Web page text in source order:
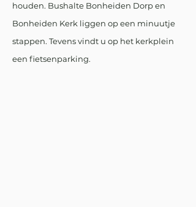
houden. Bushalte Bonheiden Dorp en
Bonheiden Kerk liggen op een minuutje
stappen. Tevens vindt u op het kerkplein
een fietsenparking.